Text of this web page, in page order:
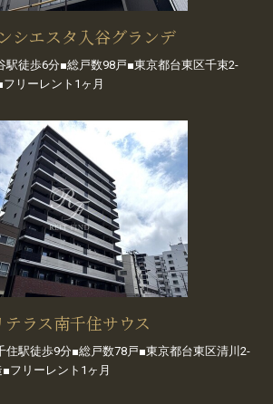
シエスタ入谷グランデ
駅徒歩6分■総戸数98戸■東京都台東区千束2-
リーレント1ヶ月
テラス南千住サウス
住駅徒歩9分■総戸数78戸■東京都台東区清川2-
フリーレント1ヶ月